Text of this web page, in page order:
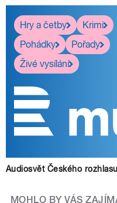
Hry a četby
Krimi
Pohádky
Pořady
Živé vysílání
Audiosvět Českého
MOHLO BY VÁS